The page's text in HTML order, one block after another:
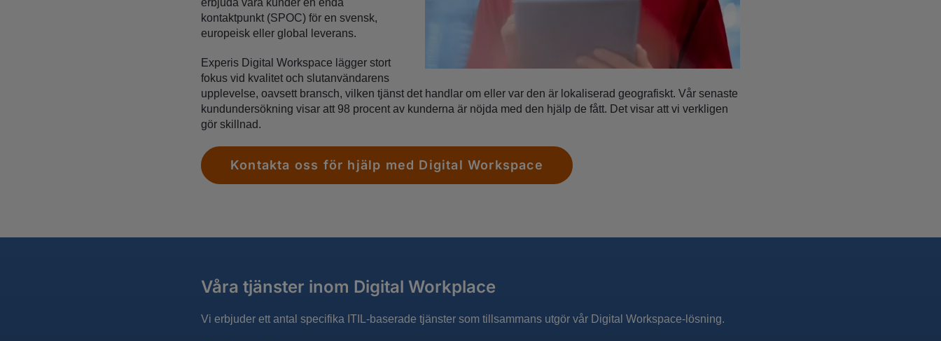
erbjuda våra kunder en enda
kontaktpunkt (SPOC) för en svensk,
europeisk eller global leverans.
Experis Digital Workspace lägger stort
fokus vid kvalitet och slutanvändarens
upplevelse, oavsett bransch, vilken tjänst det handlar om eller var den är lokaliserad geografiskt. Vår senaste
kundundersökning visar att 98 procent av kunderna är nöjda med den hjälp de fått. Det visar att vi verkligen
gör skillnad.
Kontakta oss för hjälp med Digital Workspace
Våra tjänster inom Digital Workplace
Vi erbjuder ett antal specifika ITIL-baserade tjänster som tillsammans utgör vår Digital Workspace-lösning.